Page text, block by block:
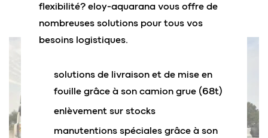
flexibilité? eloy-aquarana vous offre de
nombreuses solutions pour tous vos
besoins logistiques.
solutions de livraison et de mise en
fouille grâce à son camion grue (68t)
enlèvement sur stocks
manutentions spéciales grâce à son